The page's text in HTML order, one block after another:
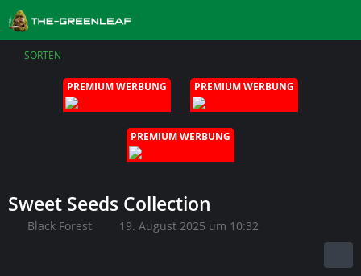
SORTEN
PREMIUM WERBUNG PREMIUM WERBUNG
PREMIUM WERBUNG
Sweet Seeds Collection
Black Forest 19. August 2025 um 10:32